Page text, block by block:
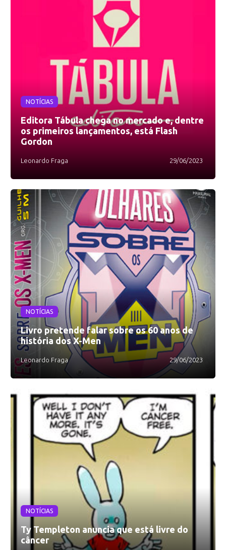
NOTÍCIAS
Editora Tábula chega no mercado e, dentre
os primeiros lançamentos, está Flash
Gordon
Leonardo Fraga 29/06/2023
NOTÍCIAS
Livro pretende falar sobre os 60 anos de
história dos X-Men
Leonardo Fraga 29/06/2023
NOTÍCIAS
Ty Templeton anuncia que está livre do
câncer